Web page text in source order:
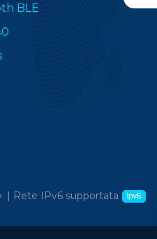
BLE
| Rete IPv6 supportata